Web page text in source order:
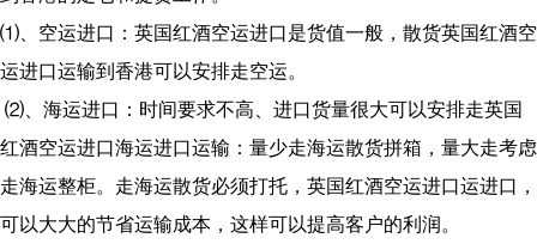
⑴、空运进口：英国红酒空运进口是货值一般，散货英国红酒空
运进口运输到香港可以安排走空运。
⑵、海运进口：时间要求不高、进口货量很大可以安排走英国
红酒空运进口海运进口运输：量少走海运散货拼箱，量大走考虑
走海运整柜。走海运散货必须打托，英国红酒空运进口运进口，
可以大大的节省运输成本，这样可以提高客户的利润。